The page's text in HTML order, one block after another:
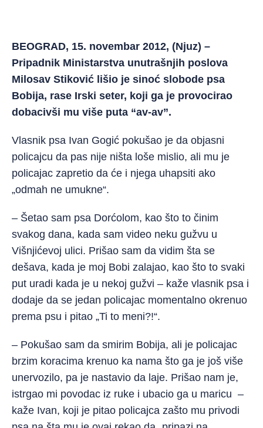
BEOGRAD, 15. novembar 2012, (Njuz) –
Pripadnik Ministarstva unutrašnjih poslova
Milosav Stiković lišio je sinoć slobode psa
Bobija, rase Irski seter, koji ga je provocirao
dobacivši mu više puta “av-av”.
Vlasnik psa Ivan Gogić pokušao je da objasni
policajcu da pas nije ništa loše mislio, ali mu je
policajac zapretio da će i njega uhapsiti ako
„odmah ne umukne“.
– Šetao sam psa Dorćolom, kao što to činim
svakog dana, kada sam video neku gužvu u
Višnjićevoj ulici. Prišao sam da vidim šta se
dešava, kada je moj Bobi zalajao, kao što to svaki
put uradi kada je u nekoj gužvi – kaže vlasnik psa i
dodaje da se jedan policajac momentalno okrenuo
prema psu i pitao „Ti to meni?!“.
– Pokušao sam da smirim Bobija, ali je policajac
brzim koracima krenuo ka nama što ga je još više
unervozilo, pa je nastavio da laje. Prišao nam je,
istrgao mi povodac iz ruke i ubacio ga u maricu –
kaže Ivan, koji je pitao policajca zašto mu privodi